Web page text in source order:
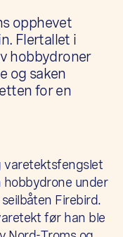
opphevet
Flertallet i
hobbydroner
og saken
for en
varetektsfengslet
under
Firebird.
før han ble